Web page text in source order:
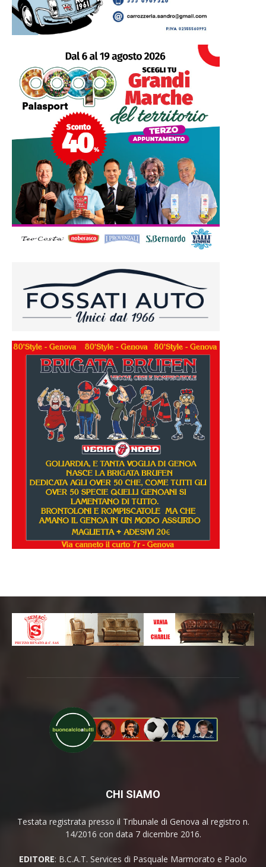
CHI SIAMO
Testata registrata presso il Tribunale di Genova al registro n.
14/2016 con data 7 dicembre 2016.
EDITORE: B.C.A.T. Services di Pasquale Marmorato e Paolo